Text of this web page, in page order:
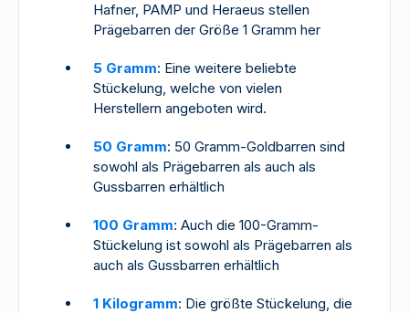
Hafner, PAMP und Heraeus stellen
Prägebarren der Größe 1 Gramm her
5 Gramm: Eine weitere beliebte
Stückelung, welche von vielen
Herstellern angeboten wird.
50 Gramm: 50 Gramm-Goldbarren sind
sowohl als Prägebarren als auch als
Gussbarren erhältlich
100 Gramm: Auch die 100-Gramm-
Stückelung ist sowohl als Prägebarren als
auch als Gussbarren erhältlich
1 Kilogramm: Die größte Stückelung, die